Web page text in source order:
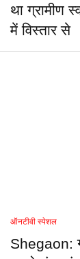
था ग्रामीण
में विस्तार से
ऑनटीवी स्पेशल
Shegaon: